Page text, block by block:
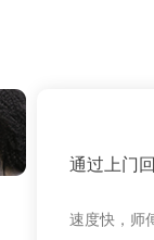
通过上门
速度快，师